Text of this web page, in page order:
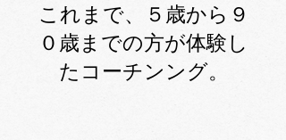
これまで、５歳から９
０歳までの方が体験し
たコーチンング。